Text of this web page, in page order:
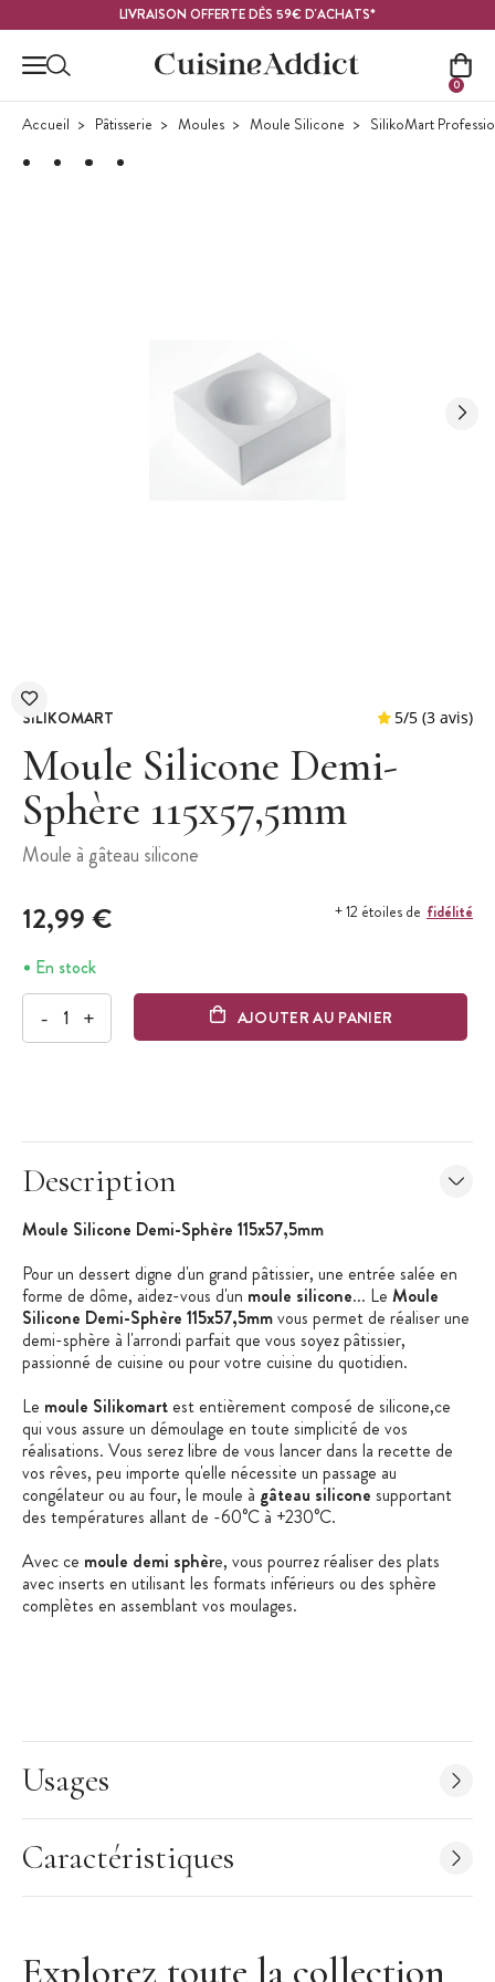
LIVRAISON OFFERTE DÈS 59€ D'ACHATS*
0
Accueil Pâtisserie Moules Moule Silicone SilikoMart
SILIKOMART
Moule Silicone Demi-
Sphère 115x57,5mm
Moule à gâteau silicone
12,99 € + 12 étoiles de fidélité
En stock
- + AJOUTER AU PANIER
Description
Moule Silicone Demi-Sphère 115x57,5mm
Pour un dessert digne d'un grand pâtissier, une entrée salée en
forme de dôme, aidez-vous d'un moule silicone... Le Moule
Silicone Demi-Sphère 115x57,5mmvous permet de réaliser une
demi-sphère à l'arrondi parfait que vous soyez pâtissier,
passionné de cuisine ou pour votre cuisine du quotidien.
Le moule Silikomart est entièrement composé de silicone,ce
qui vous assure un démoulage en toute simplicité de vos
réalisations. Vous serez libre de vous lancer dans la recette de
vos rêves, peu importe qu'elle nécessite un passage au
congélateur ou au four, le moule à gâteau silicone supportant
des températures allant de -60°C à +230°C.
Avec ce moule demi sphère, vous pourrez réaliser des plats
avec inserts en utilisant les formats inférieurs ou des sphère
complètes en assemblant vos moulages.
Qualité professionnelle
Démoulage et lavage facile
Utilisable au four, au micro-onde, au réfrigérateur et au
congélateur
Possibilité de réaliser des inserts avec les formats
inférieurs
Caractéristiques Moule Silicone Demi Sphère :
Usages
Caractéristiques
Explorez toute la collection